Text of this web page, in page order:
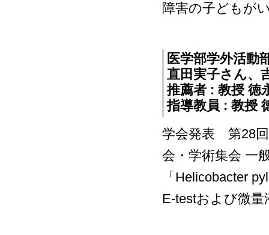
障害の子どもが
医学部学外活動
直田実子さん
推薦者 : 教授 徳
指導教員 : 教授
学会発表 第28回
会・学術集会 一
「 Helicobacter
E-testおよび微量